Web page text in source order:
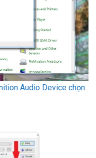
Audio Device chọn